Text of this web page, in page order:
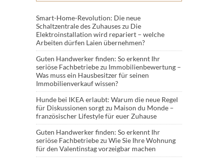
Smart-Home-Revolution: Die neue
Schaltzentrale des Zuhauseszu Die
Elektroinstallation wird repariert – welche
Arbeiten dürfen Laien übernehmen?
Guten Handwerker finden: So erkennt Ihr
seriöse Fachbetriebezu Immobilienbewertung –
Was muss ein Hausbesitzer für seinen
Immobilienverkauf wissen?
Hunde bei IKEA erlaubt: Warum die neue Regel
für Diskussionen sorgtzu Maison du Monde –
französischer Lifestyle für euer Zuhause
Guten Handwerker finden: So erkennt Ihr
seriöse Fachbetriebezu Wie Sie Ihre Wohnung
für den Valentinstag vorzeigbar machen